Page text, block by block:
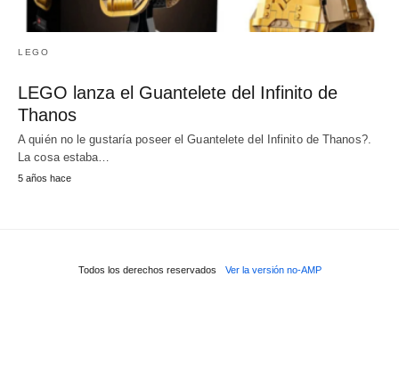
LEGO
LEGO lanza el Guantelete del Infinito de
Thanos
A quién no le gustaría poseer el Guantelete del Infinito de Thanos?.
La cosa estaba…
5 años hace
Todos los derechos reservados Ver la versión no-AMP